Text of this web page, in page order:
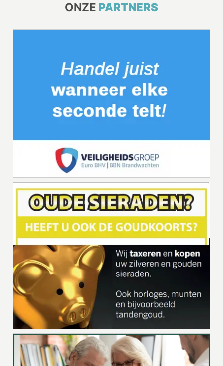
ONZE PARTNERS